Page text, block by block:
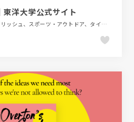
洋大学公式サイト
LP・特集ページ、スタイリッシュ、スポーツ・アウトドア、タイポグラフィー、ダイナミック、ブルー系、ホワイト系、大きめ写真